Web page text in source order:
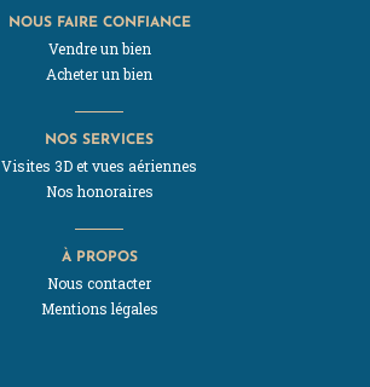
NOUS FAIRE CONFIANCE
Vendre un bien
Acheter un bien
NOS SERVICES
Visites 3D et vues aériennes
Nos honoraires
À PROPOS
Nous contacter
Mentions légales